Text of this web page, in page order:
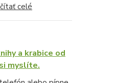
čítať celé
a krabice od
myslíte.